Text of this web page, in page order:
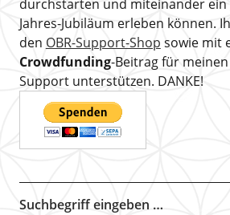
durchstarten und miteinander ein
Jahres-Jubiläum erleben können.
den OBR-Support-Shop sowie mit
Crowdfunding-Beitrag für
Support unterstützen. DANKE!
Suchbegriff eingeben …